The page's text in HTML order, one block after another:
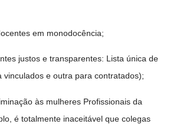
em monodocência;
justos e transparentes: Lista única de
vinculados e outra para contratados);
às mulheres Profissionais da
é totalmente inaceitável que colegas